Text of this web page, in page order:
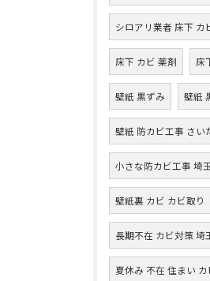
シロアリ業者 床下 カ
床下 カビ 薬剤 床
壁紙 黒ずみ 壁紙
壁紙 防カビ工事 さい
小さな防カビ工事 埼
壁紙裏 カビ カビ取り
長期不在 カビ対策 埼
夏休み 不在 住まい